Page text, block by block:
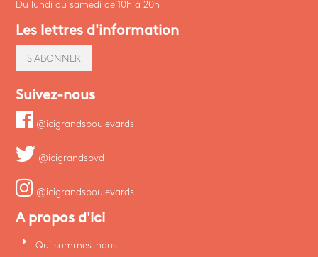
Du lundi au samedi de 10h à 20h
Les lettres d'information
S'ABONNER
Suivez-nous
@icigrandsboulevards
@icigrandsbvd
@icigrandsboulevards
A propos d'ici
arrow_right Qui sommes-nous